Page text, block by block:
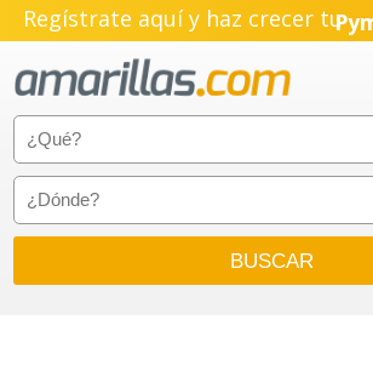
Regístrate aquí y haz crecer tu